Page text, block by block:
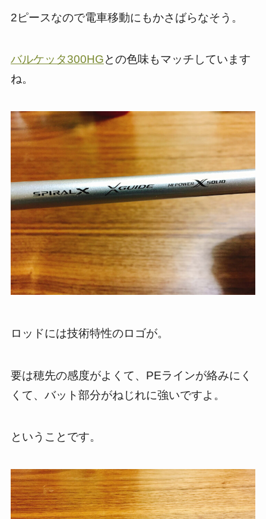
2ピースなので電車移動にもかさばらなそう。
バルケッタ300HGとの色味もマッチしています
ね。
ロッドには技術特性のロゴが。
要は穂先の感度がよくて、PEラインが絡みにく
くて、バット部分がねじれに強いですよ。
ということです。